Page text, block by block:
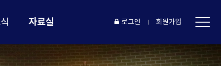
자료실 로그인 회원가입